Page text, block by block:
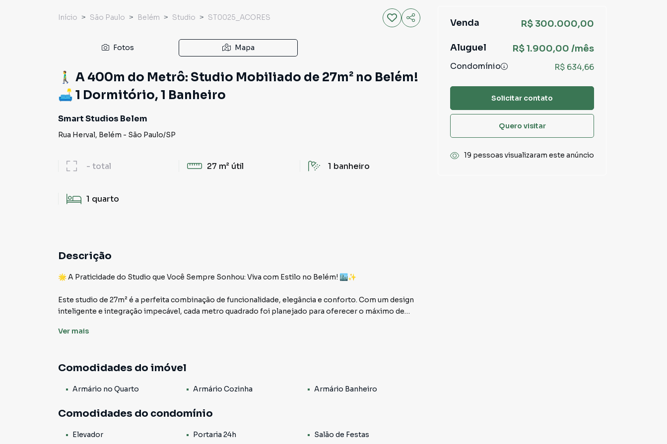
Início São Paulo Belém Studio ST0025_ACORES
Fotos Mapa
🚶‍♂️ A 400m do Metrô: Studio Mobiliado de 27m² no Belém!
🛋️ 1 Dormitório, 1 Banheiro
Smart Studios Belem
Rua Herval, Belém - São Paulo/SP
- total 27 m² útil 1 banheiro
1 quarto
Descrição
🌟 A Praticidade do Studio que Você Sempre Sonhou: Viva com Estilo no Belém! 🏙️✨
Este studio de 27m² é a perfeita combinação de funcionalidade, elegância e conforto. Com um design
inteligente e integração impecável, cada metro quadrado foi planejado para oferecer o máximo de
receitas com estilo e organização. Tudo ao seu alcance para facilitar sua rotina.
🛌 Espaço Integrado:
ideal para momentos de descanso e relaxamento. A integração perfeita torna o espaço mais amplo e
Ver mais
Comodidades do imóvel
Armário no Quarto Armário Cozinha Armário Banheiro
Comodidades do condomínio
Elevador Portaria 24h Salão de Festas
Venda R$ 300.000,00
Aluguel R$ 1.900,00 /mês
Condomínio R$ 634,66
Solicitar contato
Quero visitar
19 pessoas visualizaram este anúncio